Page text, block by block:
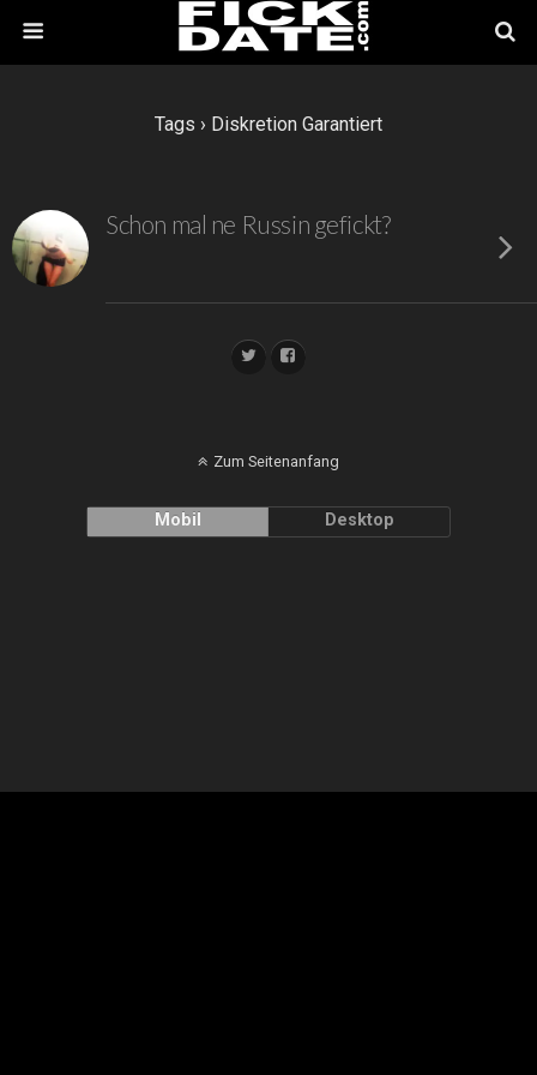
Tags › Diskretion Garantiert
Schon mal ne Russin gefickt?
Zum Seitenanfang
Mobil Desktop